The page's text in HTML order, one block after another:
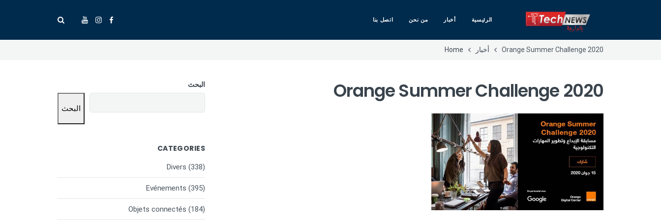
الرئيسية أخبار من نحن اتصل بنا
Orange Summer Challenge 2020 أخبار Home
Orange Summer Challenge 2020 البحث
البحث
CATEGORIES
Divers (338)
Evénements (395)
Objets connectés (184)